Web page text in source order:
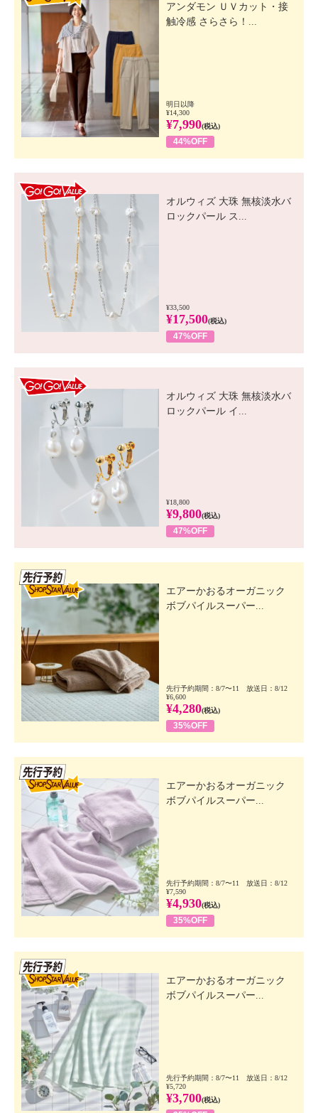
アンダモン ＵＶカット・接
触冷感 さらさら！...
明日以降
¥14,300
¥7,990(税込)
44%OFF
オルウィズ 大珠 無核淡水バ
ロックパール ス...
¥33,500
¥17,500(税込)
47%OFF
オルウィズ 大珠 無核淡水バ
ロックパール イ...
¥18,800
¥9,800(税込)
47%OFF
エアーかおるオーガニック
ボブパイルスーパー...
先行予約期間：8/7〜11 放送日：8/12
¥6,600
¥4,280(税込)
35%OFF
エアーかおるオーガニック
ボブパイルスーパー...
先行予約期間：8/7〜11 放送日：8/12
¥7,590
¥4,930(税込)
35%OFF
エアーかおるオーガニック
ボブパイルスーパー...
先行予約期間：8/7〜11 放送日：8/12
¥5,720
¥3,700(税込)